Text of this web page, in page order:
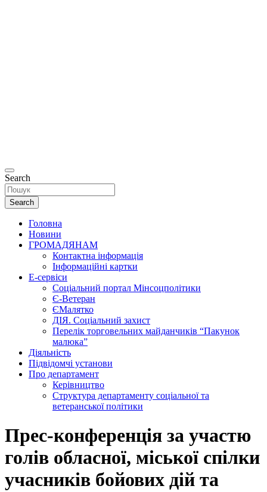
Search
Search
Головна
Новини
ГРОМАДЯНАМ
Контактна інформація
Інформаційні картки
Е-сервіси
Соціальний портал Мінсоцполітики
Є-Ветеран
ЄМалятко
ДІЯ. Соціальний захист
Перелік торговельних майданчиків “Пакунок
малюка”
Діяльність
Підвідомчі установи
Про департамент
Керівництво
Структура департаменту соціальної та
ветеранської політики
Прес-конференція за участю
голів обласної, міської спілки
учасників бойових дій та